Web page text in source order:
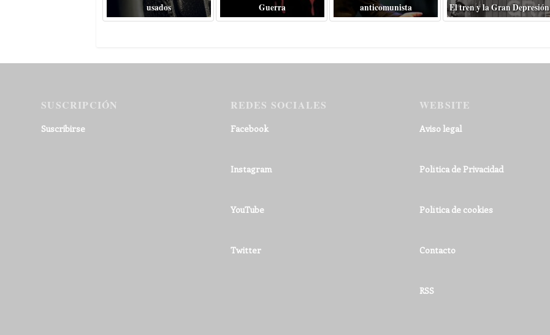
usados
Guerra
anticomunista
El tren y la Gran Depresión
SUSCRIPCIÓN
Suscribirse
REDES SOCIALES
Facebook
Instagram
YouTube
Twitter
WEBSITE
Aviso legal
Política de Privacidad
Política de cookies
Contacto
RSS